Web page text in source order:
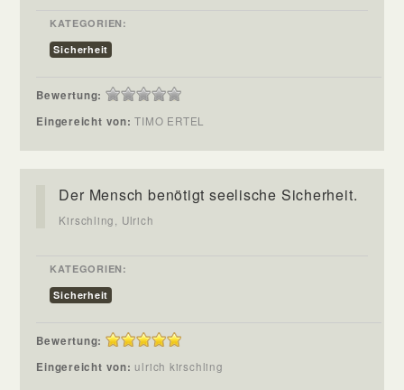
KATEGORIEN:
Sicherheit
Bewertung:
Eingereicht von:TIMO ERTEL
Der Mensch benötigt seelische Sicherheit.
Kirschling, Ulrich
KATEGORIEN:
Sicherheit
Bewertung:
Eingereicht von: ulrich kirschling